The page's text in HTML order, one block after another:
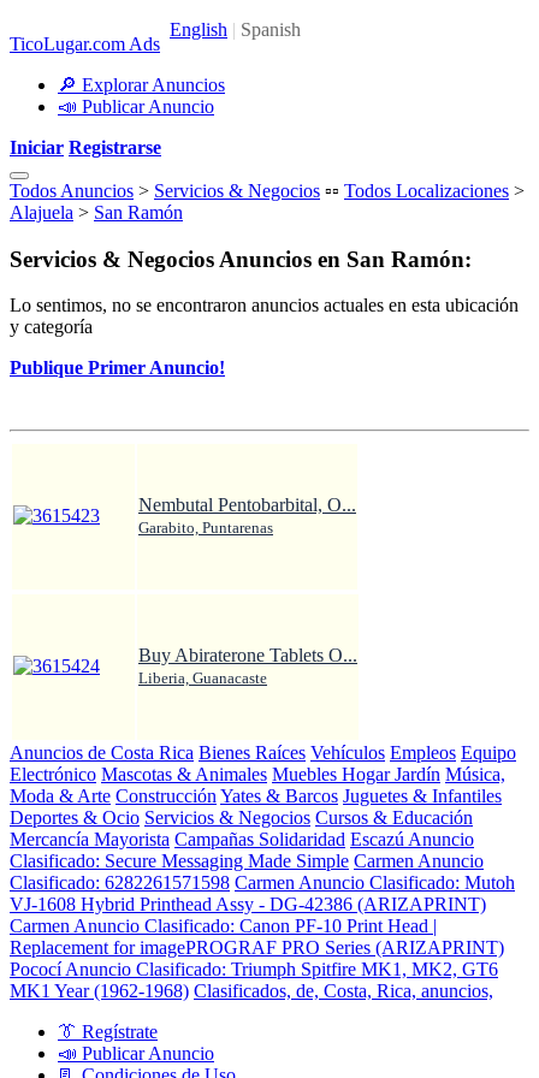
TicoLugar.com Ads
🔎 Explorar Anuncios
📣 Publicar Anuncio
Iniciar Registrarse
Todos Anuncios > Servicios & Negocios ▫️▫️ Todos Localizaciones >
Alajuela > San Ramón
Servicios & Negocios Anuncios en San Ramón:
Lo sentimos, no se encontraron anuncios actuales en esta ubicación
y categoría
Publique Primer Anuncio!
Nembutal Pentobarbital, O...
Garabito, Puntarenas
Buy Abiraterone Tablets O...
Liberia, Guanacaste
Anuncios de Costa Rica Bienes Raíces Vehículos Empleos Equipo
Electrónico Mascotas & Animales Muebles Hogar Jardín Música,
Moda & Arte ConstrucciónYates & Barcos Juguetes & Infantiles
Deportes & Ocio Servicios & Negocios Cursos & Educación
Mercancía Mayorista Campañas Solidaridad Escazú Anuncio
Clasificado: Secure Messaging Made Simple Carmen Anuncio
Clasificado: 6282261571598 Carmen Anuncio Clasificado: Mutoh
VJ-1608 Hybrid Printhead Assy - DG-42386 (ARIZAPRINT)
Carmen Anuncio Clasificado: Canon PF-10 Print Head |
Replacement for imagePROGRAF PRO Series (ARIZAPRINT)
Pococí Anuncio Clasificado: Triumph Spitfire MK1, MK2, GT6
MK1 Year (1962-1968) Clasificados, de, Costa, Rica, anuncios,
👔 Regístrate
📣 Publicar Anuncio